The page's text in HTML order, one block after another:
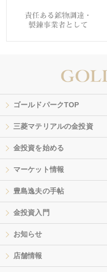
ゴールドパークTOP
三菱マテリアルの金投資
金投資を始める
マーケット情報
豊島逸夫の手帖
金投資入門
お知らせ
店舗情報